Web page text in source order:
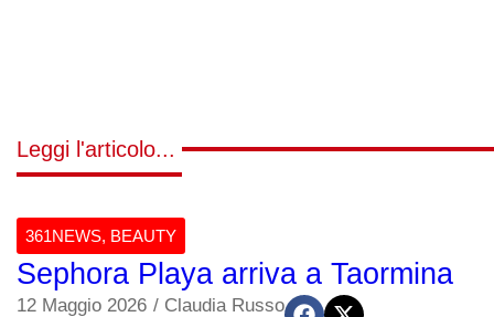
Leggi l'articolo...
361NEWS, BEAUTY
Sephora Playa arriva a Taormina
12 Maggio 2026 / Claudia Russo